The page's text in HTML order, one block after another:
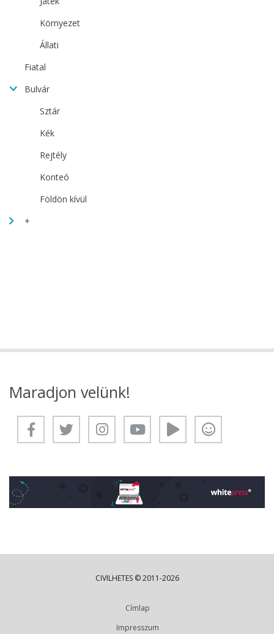
Környezet
Állati
Fiatal
Bulvár
Sztár
Kék
Rejtély
Konteó
Földön kívül
+
Maradjon velünk!
CIVILHETES © 2011-2026
Címlap
Impresszum